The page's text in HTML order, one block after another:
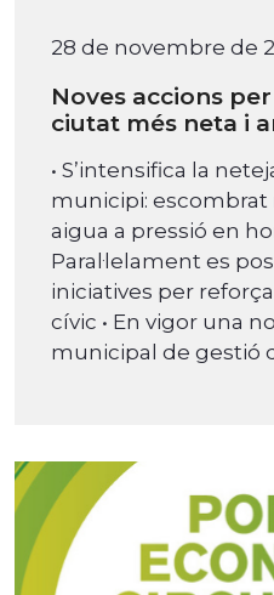
28 de novembre de
Noves accions
ciutat més neta i
• S’intensifica la
municipi:
aigua a pressió en
Paral·lelament es
iniciatives per
cívic • En vigor una
municipal de gestió